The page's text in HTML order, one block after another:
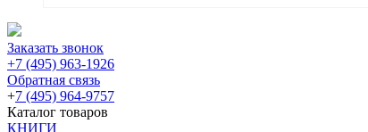
Заказать звонок
+7 (495) 963-1926
Обратная связь
+7 (495) 964-9757
Каталог товаров
КНИГИ